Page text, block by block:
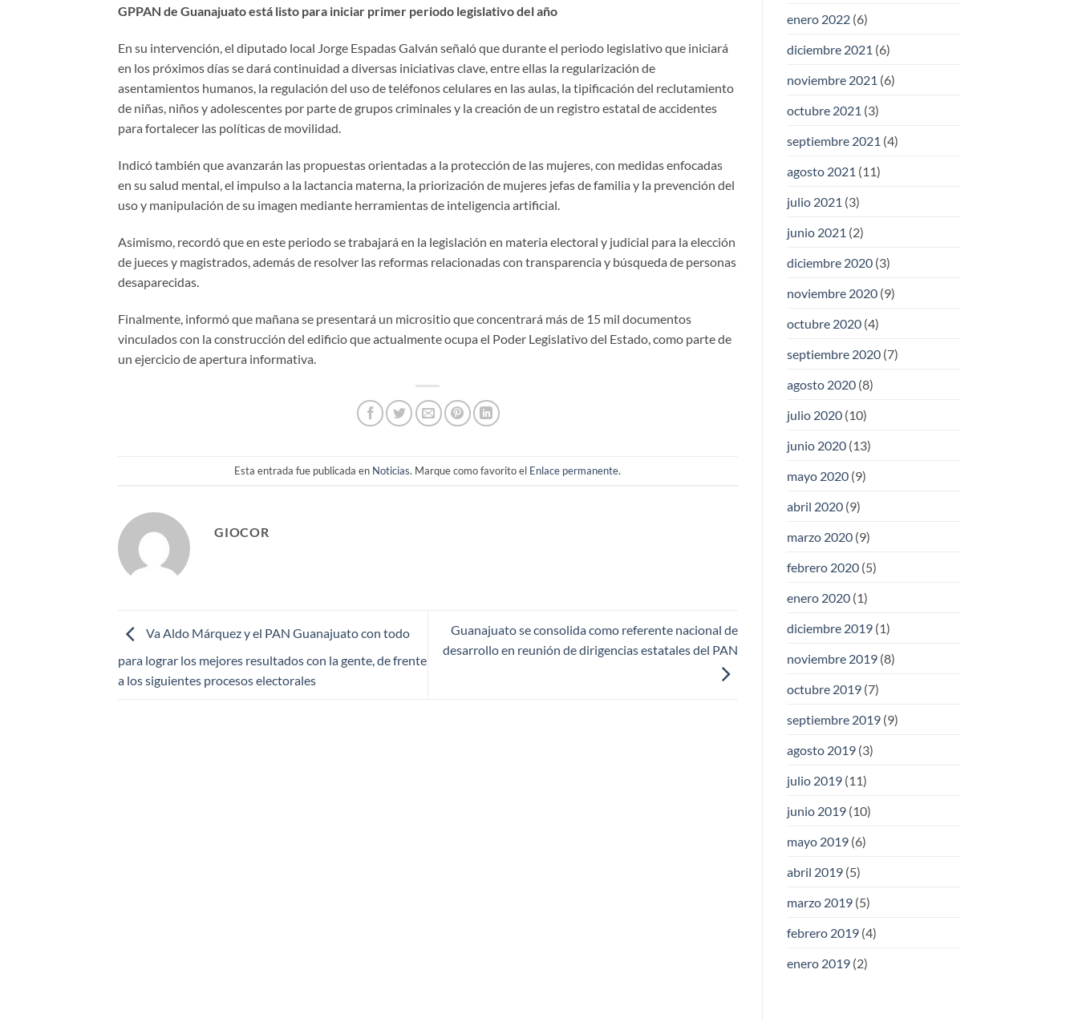
GPPAN de Guanajuato está listo para iniciar primer periodo legislativo del año
En su intervención, el diputado local Jorge Espadas Galván señaló que durante el periodo legislativo que iniciará
en los próximos días se dará continuidad a diversas iniciativas clave, entre ellas la regularización de
asentamientos humanos, la regulación del uso de teléfonos celulares en las aulas, la tipificación del reclutamiento
de niñas, niños y adolescentes por parte de grupos criminales y la creación de un registro estatal de accidentes
para fortalecer las políticas de movilidad.
Indicó también que avanzarán las propuestas orientadas a la protección de las mujeres, con medidas enfocadas
en su salud mental, el impulso a la lactancia materna, la priorización de mujeres jefas de familia y la prevención del
uso y manipulación de su imagen mediante herramientas de inteligencia artificial.
Asimismo, recordó que en este periodo se trabajará en la legislación en materia electoral y judicial para la elección
de jueces y magistrados, además de resolver las reformas relacionadas con transparencia y búsqueda de personas
desaparecidas.
Finalmente, informó que mañana se presentará un micrositio que concentrará más de 15 mil documentos
vinculados con la construcción del edificio que actualmente ocupa el Poder Legislativo del Estado, como parte de
un ejercicio de apertura informativa.
Esta entrada fue publicada en Noticias. Marque como favorito el Enlace permanente.
GIOCOR
Va Aldo Márquez y el PAN Guanajuato con todo
para lograr los mejores resultados con la gente, de frente
a los siguientes procesos electorales
Guanajuato se consolida como referente nacional de
desarrollo en reunión de dirigencias estatales del PAN
enero 2022(6)
diciembre 2021 (6)
noviembre 2021 (6)
octubre 2021 (3)
septiembre 2021 (4)
agosto 2021 (11)
julio 2021 (3)
junio 2021 (2)
diciembre 2020(3)
noviembre 2020(9)
octubre 2020(4)
septiembre 2020(7)
agosto 2020(8)
julio 2020(10)
junio 2020(13)
mayo 2020(9)
abril 2020(9)
marzo 2020(9)
febrero 2020(5)
enero 2020(1)
diciembre 2019(1)
noviembre 2019(8)
octubre 2019(7)
septiembre 2019(9)
agosto 2019(3)
julio 2019(11)
junio 2019(10)
mayo 2019(6)
abril 2019(5)
marzo 2019(5)
febrero 2019(4)
enero 2019(2)